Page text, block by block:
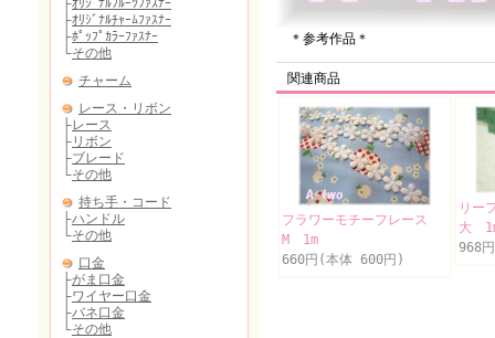
＊参考作品＊
関連商品
フラワーモチーフレース
M 1m
660円(本体 600円)
リー
大
968